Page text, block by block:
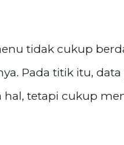
tidak cukup
Pada titik itu,
hal, tetapi cukup